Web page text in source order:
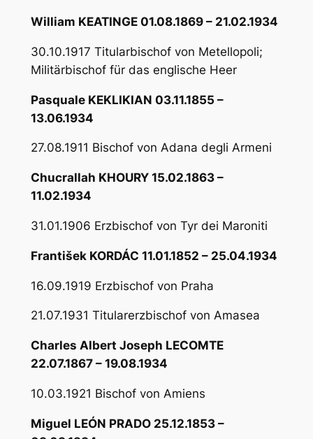
William KEATINGE 01.08.1869 – 21.02.1934
30.10.1917 Titularbischof von Metellopoli;
Militärbischof für das englische Heer
Pasquale KEKLIKIAN 03.11.1855 –
13.06.1934
27.08.1911 Bischof von Adana degli Armeni
Chucrallah KHOURY 15.02.1863 –
11.02.1934
31.01.1906 Erzbischof von Tyr dei Maroniti
František KORDÁC 11.01.1852 – 25.04.1934
16.09.1919 Erzbischof von Praha
21.07.1931 Titularerzbischof von Amasea
Charles Albert Joseph LECOMTE
22.07.1867 – 19.08.1934
10.03.1921 Bischof von Amiens
Miguel LEÓN PRADO 25.12.1853 –